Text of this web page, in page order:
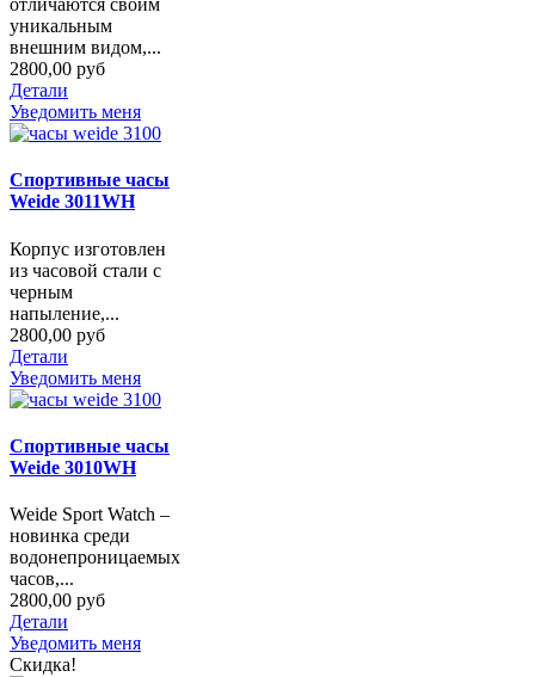
отличаются своим
уникальным
внешним видом,...
2800,00 руб
Детали
Уведомить меня
Спортивные часы
Weide 3011WH
Корпус изготовлен
из часовой стали с
черным
напыление,...
2800,00 руб
Детали
Уведомить меня
Спортивные часы
Weide 3010WH
Weide Sport Watch –
новинка среди
водонепроницаемых
часов,...
2800,00 руб
Детали
Уведомить меня
Скидка!